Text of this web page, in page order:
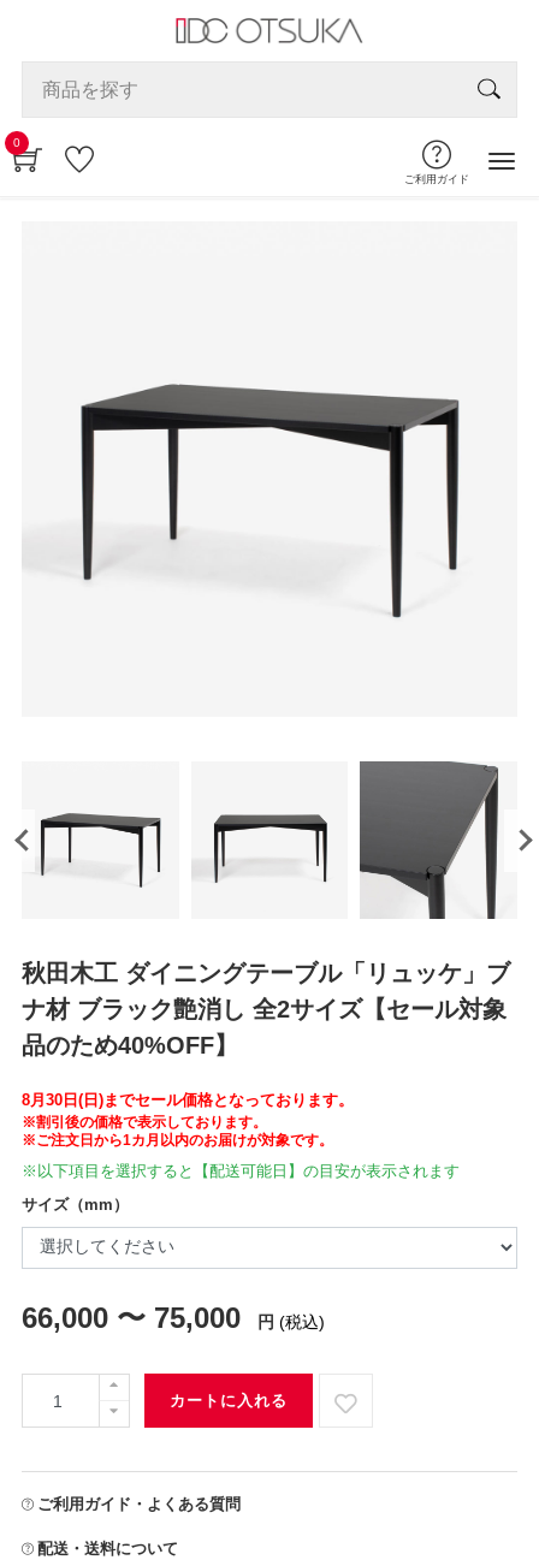
0
ご利用ガイド
秋田木工 ダイニングテーブル「リュッケ」ブ
ナ材 ブラック艶消し 全2サイズ【セール対象
品のため40%OFF】
8月30日(日)までセール価格となっております。
※割引後の価格で表示しております。
※ご注文日から1カ月以内のお届けが対象です。
※以下項目を選択すると【配送可能日】の目安が表示されます
サイズ（mm）
66,000 〜 75,000 円 (税込)
カートに入れる
ご利用ガイド・よくある質問
配送・送料について